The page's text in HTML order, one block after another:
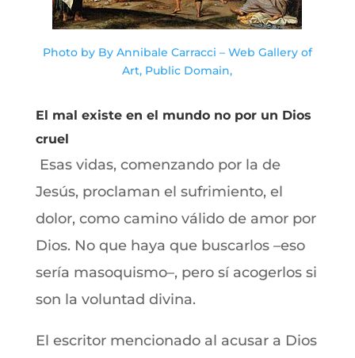
Photo by By Annibale Carracci – Web Gallery of
Art, Public Domain,
El mal existe en el mundo no por un Dios
cruel
Esas vidas, comenzando por la de
Jesús, proclaman el sufrimiento, el
dolor, como camino válido de amor por
Dios. No que haya que buscarlos –eso
sería masoquismo–, pero sí acogerlos si
son la voluntad divina.
El escritor mencionado al acusar a Dios